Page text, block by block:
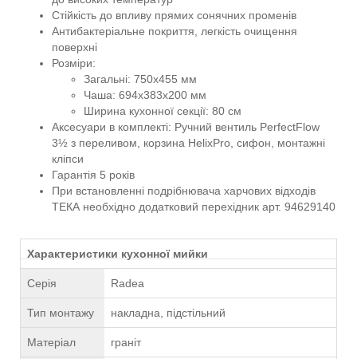
Стійкість до впливу прямих сонячних променів
Антибактеріальне покриття, легкість очищення
поверхні
Розміри:
Загальні: 750x455 мм
Чаша: 694x383x200 мм
Ширина кухонної секції: 80 см
Аксесуари в комплекті: Ручний вентиль PerfectFlow
3½ з переливом, корзина HelixPro, сифон, монтажні
кліпси
Гарантія 5 років
При встановленні подрібнювача харчових відходів
ТЕКА необхідно додатковий перехідник арт. 94629140
Характеристики кухонної мийки
Серія Radea
Тип монтажу накладна, підстільний
Матеріал граніт